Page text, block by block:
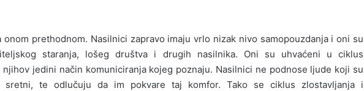
onom prethodnom. Nasilnici zapravo imaju vrlo nizak nivo samopouzdanja i oni su
staranja, lošeg društva i drugih nasilnika. Oni su uhvaćeni u ciklus
jedini način komuniciranja kojeg poznaju. Nasilnici ne podnose ljude koji su
sretni, te odlučuju da im pokvare taj komfor. Tako se ciklus zlostavljanja i